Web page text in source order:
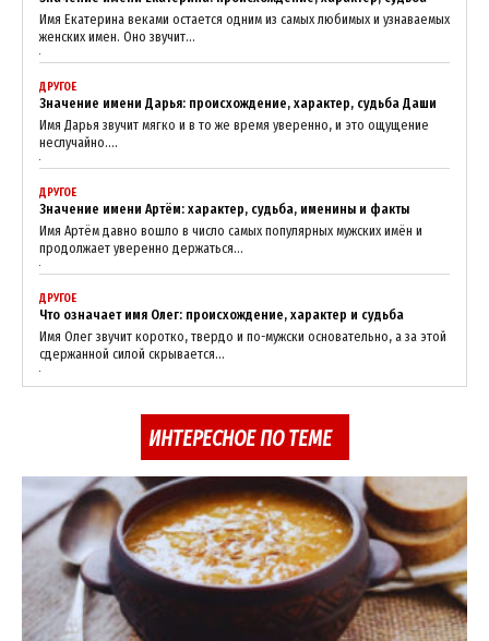
Company
My account
Имя Екатерина веками остается одним из самых любимых и узнаваемых
женских имен. Оно звучит...
ДРУГОЕ
Значение имени Дарья: происхождение, характер, судьба Даши
Имя Дарья звучит мягко и в то же время уверенно, и это ощущение
неслучайно....
ДРУГОЕ
Значение имени Артём: характер, судьба, именины и факты
Имя Артём давно вошло в число самых популярных мужских имён и
продолжает уверенно держаться...
ДРУГОЕ
Что означает имя Олег: происхождение, характер и судьба
Имя Олег звучит коротко, твердо и по-мужски основательно, а за этой
сдержанной силой скрывается...
ИНТЕРЕСНОЕ ПО ТЕМЕ